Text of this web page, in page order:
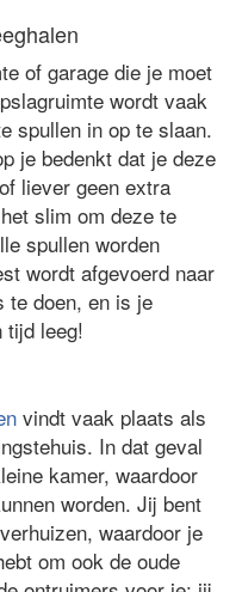
of garage die je moet
wordt vaak
spullen in op te slaan.
je bedenkt dat je deze
liever geen extra
slim om deze te
spullen worden
wordt afgevoerd naar
te doen, en is je
tijd leeg!
vindt vaak plaats als
In dat geval
kamer, waardoor
worden. Jij bent
waardoor je
om ook de oude